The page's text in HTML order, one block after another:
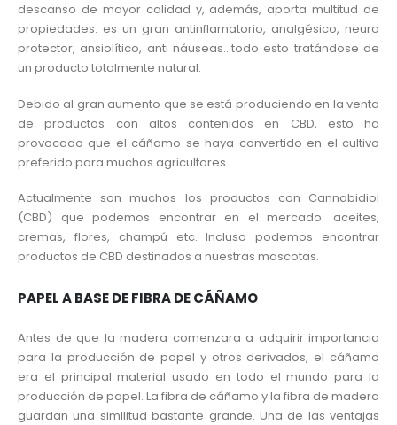
descanso de mayor calidad y, además, aporta multitud de
propiedades: es un gran antinflamatorio, analgésico, neuro
protector, ansiolítico, anti náuseas…todo esto tratándose de
un producto totalmente natural.
Debido al gran aumento que se está produciendo en la venta
de productos con altos contenidos en CBD, esto ha
provocado que el cáñamo se haya convertido en el cultivo
preferido para muchos agricultores.
Actualmente son muchos los productos con Cannabidiol
(CBD) que podemos encontrar en el mercado: aceites,
cremas, flores, champú etc. Incluso podemos encontrar
productos de CBD destinados a nuestras mascotas.
PAPEL A BASE DE FIBRA DE CÁÑAMO
Antes de que la madera comenzara a adquirir importancia
para la producción de papel y otros derivados, el cáñamo
era el principal material usado en todo el mundo para la
producción de papel. La fibra de cáñamo y la fibra de madera
guardan una similitud bastante grande. Una de las ventajas